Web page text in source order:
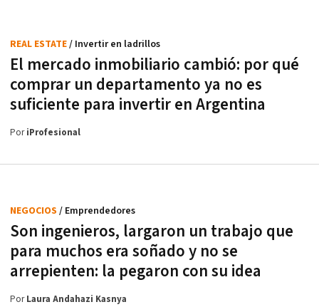
El mercado inmobiliario cambió: por qué
comprar un departamento ya no es
suficiente para invertir en Argentina
REAL ESTATE/ Invertir en ladrillos
PoriProfesional
Son ingenieros, largaron un trabajo que
para muchos era soñado y no se
arrepienten: la pegaron con su idea
NEGOCIOS / Emprendedores
PorLaura Andahazi Kasnya